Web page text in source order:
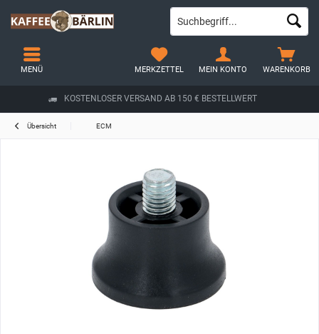
KOSTENLOSER VERSAND AB 150 € BESTELLWERT
WARENKORB
MERKZETTEL MEIN KONTO
MENÜ
Übersicht ECM